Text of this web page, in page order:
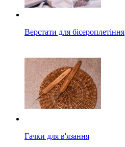
Верстати для бісероплетіння
Гачки для в'язання